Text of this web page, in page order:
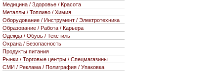
Медицина / Здоровье / Красота
Металлы / Топливо / Химия
Оборудование / Инструмент / Электротехника
Образование / Работа / Карьера
Одежда / Обувь / Текстиль
Охрана / Безопасность
Продукты питания
Рынки / Торговые центры / Спецмагазины
СМИ / Реклама / Полиграфия / Упаковка